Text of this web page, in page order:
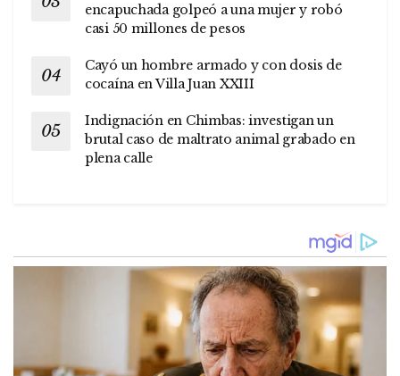
encapuchada golpeó a una mujer y robó
casi 50 millones de pesos
Cayó un hombre armado y con dosis de
cocaína en Villa Juan XXIII
Indignación en Chimbas: investigan un
brutal caso de maltrato animal grabado en
plena calle